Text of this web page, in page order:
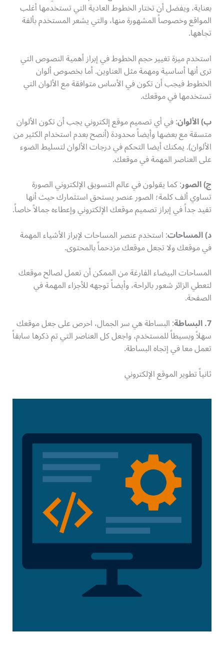
بعناية، ويفضل أن تختار الخطوط العادية التي تستخدمها أغلب
المواقع وخصوصاً المشهورة منها، والتي يشعر المستخدم بألفة
تجاهها.
استخدم ميزة تغيير حجم الخطوط في إبراز أهمية النصوص التي
ترى أنها أساسية ومهمة مثل العناوين. أما بخصوص ألوان
الخطوط فيجب أن تكون في الأساس متوافقة مع الألوان التي
تستخدمها في موقعك.
ب) الألوان: في أي تصميم موقع إلكتروني يجب أن تكون الألوان
متسقة مع بعضها وأيضاً محدودة (أنصح بعدم استخدام الكثير من
الألوان). يمكنك أيضا التحكم في درجات الألوان لتسليط الضوء
على العناصر المهمة في موقعك.
ج) الصور: كما يقولون في عالم التسويق الإلكتروني الصورة
تساوي ألف كلمة؛ الصور عنصر يستحق استثمارك حيث أنها
تفيد جداً في إبراز تصميم موقعك الإلكتروني وإعطاءه جمالاً خاصاً.
د) المساحات: استخدم عنصر المساحات لإبراز الأشياء المهمة
في موقعك ولا تجعل موقعك مزدحماً بالمحتوى.
المساحات البيضاء الفارغة من الممكن أن تعمل لصالح موقعك
لتعطي الزائر شعور بالراحة، وأيضاً توجهه للأجزاء المهمة في
الصفحة.
7. البساطة
: البساطة هي سر الجمال، احرص على جعل موقعك
سهلاً وبسيطاً للمستخدم، واجعل كل العناصر التي تم ذكرها سابقاً
تعمل معا في إتجاه البساطة.
ثانياً تطوير الموقع الإلكتروني